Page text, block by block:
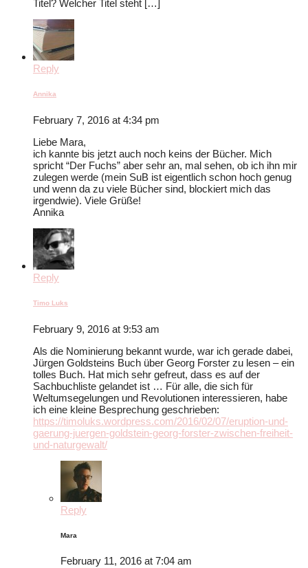
Titel? Welcher Titel steht […]
Reply
Annika
February 7, 2016 at 4:34 pm
Liebe Mara,
ich kannte bis jetzt auch noch keins der Bücher. Mich
spricht “Der Fuchs” aber sehr an, mal sehen, ob ich ihn mir
zulegen werde (mein SuB ist eigentlich schon hoch genug
und wenn da zu viele Bücher sind, blockiert mich das
irgendwie). Viele Grüße!
Annika
Reply
Timo Luks
February 9, 2016 at 9:53 am
Als die Nominierung bekannt wurde, war ich gerade dabei,
Jürgen Goldsteins Buch über Georg Forster zu lesen – ein
tolles Buch. Hat mich sehr gefreut, dass es auf der
Sachbuchliste gelandet ist … Für alle, die sich für
Weltumsegelungen und Revolutionen interessieren, habe
ich eine kleine Besprechung geschrieben:
https://timoluks.wordpress.com/2016/02/07/eruption-und-
gaerung-juergen-goldstein-georg-forster-zwischen-freiheit-
und-naturgewalt/
Reply
Mara
February 11, 2016 at 7:04 am